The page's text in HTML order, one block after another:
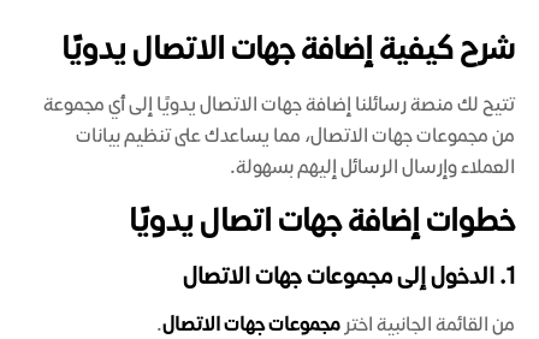
شرح كيفية إضافة جهات الاتصال يدويًا
تتيح لك منصة رسائلنا إضافة جهات الاتصال يدويًا إلى أي مجموعة
من مجموعات جهات الاتصال، مما يساعدك على تنظيم بيانات
العملاء وإرسال الرسائل إليهم بسهولة.
خطوات إضافة جهات اتصال يدويًا
1. الدخول إلى مجموعات جهات الاتصال
من القائمة الجانبية اختر مجموعات جهات الاتصال.